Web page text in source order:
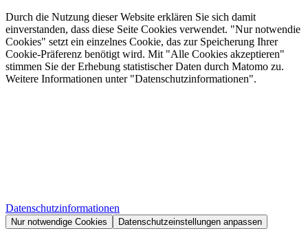
Durch die Nutzung dieser Website erklären Sie sich damit
einverstanden, dass diese Seite Cookies verwendet. "Nur notwendie
Cookies" setzt ein einzelnes Cookie, das zur Speicherung Ihrer
Cookie-Präferenz benötigt wird. Mit "Alle Cookies akzeptieren"
stimmen Sie der Erhebung statistischer Daten durch Matomo zu.
Weitere Informationen unter "Datenschutzinformationen".
Datenschutzinformationen
Nur notwendige Cookies
Datenschutzeinstellungen anpassen